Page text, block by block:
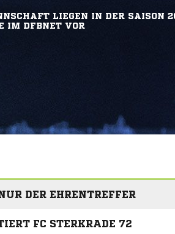
LIEGEN IN DER SAISON
IM DFBNET VOR
DER EHRENTREFFER
FC STERKRADE 72